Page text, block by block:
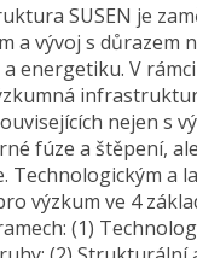
SUSEN je
a vývoj s důrazem
energetiku. V
nejen s
fúze a štěpení,
Technologickým a
výzkum ve 4
(1)